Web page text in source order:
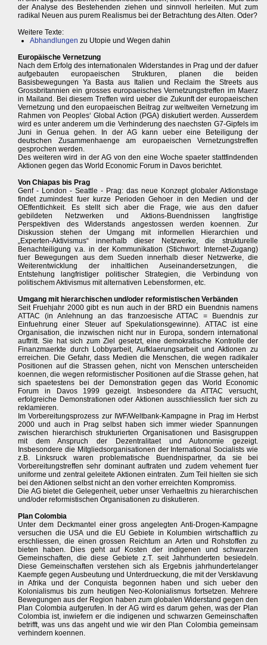
der Analyse des Bestehenden ziehen und sinnvoll herleiten. Mut zum
radikal Neuen aus purem Realismus bei der Betrachtung des Alten. Oder?
Weitere Texte:
Abhandlungen zu Utopie und Wegen dahin
Europäische Vernetzung
Nach dem Erfolg des internationalen Widerstandes in Prag und der dafuer
aufgebauten europaeischen Strukturen, planen die beiden
Basisbewegungen Ya Basta aus Italien und Reclaim the Streets aus
Grossbritannien ein grosses europaeisches Vernetzungstreffen im Maerz
in Mailand. Bei diesem Treffen wird ueber die Zukunft der europaeischen
Vernetzung und den europaeischen Beitrag zur weltweiten Vernetzung im
Rahmen von Peoples‘ Global Action (PGA) diskutiert werden. Ausserdem
wird es unter anderem um die Verhinderung des naechsten G7-Gipfels im
Juni in Genua gehen. In der AG kann ueber eine Beteiligung der
deutschen Zusammenhaenge am europaeischen Vernetzungstreffen
gesprochen werden.
Des weiteren wird in der AG von den eine Woche spaeter stattfindenden
Aktionen gegen das World Economic Forum in Davos berichtet.
Von Chiapas bis Prag
Genf - London - Seattle - Prag: das neue Konzept globaler Aktionstage
findet zumindest fuer kurze Perioden Gehoer in den Medien und der
OEffentlichkeit. Es stellt sich aber die Frage, wie aus den dafuer
gebildeten Netzwerken und Aktions-Buendnissen langfristige
Perspektiven des Widerstands angestossen werden koennen. Zur
Diskussion stehen der Umgang mit informellen Hierarchien und
„Experten-Aktivismus“ innerhalb dieser Netzwerke, die strukturelle
Benachteiligung v.a. in der Kommunikation (Stichwort: Internet-Zugang)
fuer Bewegungen aus dem Sueden innerhalb dieser Netzwerke, die
Weiterentwicklung der inhaltlichen Auseinandersetzungen, die
Entstehung langfristiger politischer Strategien, die Verbindung von
politischem Aktivismus mit alternativen Lebensformen, etc.
Umgang mit hierarchischen und/oder reformistischen Verbänden
Seit Fruehjahr 2000 gibt es nun auch in der BRD ein Buendnis namens
ATTAC (in Anlehnung an das franzoesische ATTAC = Buendnis zur
Einfuehrung einer Steuer auf Spekulationsgewinne). ATTAC ist eine
Organisation, die inzwischen nicht nur in Europa, sondern international
auftritt. Sie hat sich zum Ziel gesetzt, eine demokratische Kontrolle der
Finanzmaerkte durch Lobbyarbeit, Aufklaerungsarbeit und Aktionen zu
erreichen. Die Gefahr, dass Medien die Menschen, die wegen radikaler
Positionen auf die Strassen gehen, nicht von Menschen unterscheiden
koennen, die wegen reformistischer Positionen auf die Strasse gehen, hat
sich spaetestens bei der Demonstration gegen das World Economic
Forum in Davos 1999 gezeigt. Insbesondere da ATTAC versucht,
erfolgreiche Demonstrationen oder Aktionen ausschliesslich fuer sich zu
reklamieren.
Im Vorbereitungsprozess zur IWF/Weltbank-Kampagne in Prag im Herbst
2000 und auch in Prag selbst haben sich immer wieder Spannungen
zwischen hierarchisch strukturierten Organisationen und Basisgruppen
mit dem Anspruch der Dezentralitaet und Autonomie gezeigt.
Insbesondere die Mitgliedsorganisationen der International Socialists wie
z.B. Linksruck waren problematische Buendnispartner, da sie bei
Vorbereitungstreffen sehr dominant auftraten und zudem vehement fuer
uniforme und zentral geleitete Aktionen eintraten. Zum Teil hielten sie sich
bei den Aktionen selbst nicht an den vorher erreichten Kompromiss.
Die AG bietet die Gelegenheit, ueber unser Verhaeltnis zu hierarchischen
und/oder reformistischen Organisationen zu diskutieren.
Plan Colombia
Unter dem Deckmantel einer gross angelegten Anti-Drogen-Kampagne
versuchen die USA und die EU Gebiete in Kolumbien wirtschaftlich zu
erschliessen, die einen grossen Reichtum an Arten und Rohstoffen zu
bieten haben. Dies geht auf Kosten der indigenen und schwarzen
Gemeinschaften, die diese Gebiete z.T. seit Jahrhunderten besiedeln.
Diese Gemeinschaften verstehen sich als Ergebnis jahrhundertelanger
Kaempfe gegen Ausbeutung und Unterdrueckung, die mit der Versklavung
in Afrika und der Conquista begonnen haben und sich ueber den
Kolonialismus bis zum heutigen Neo-Kolonialismus fortsetzen. Mehrere
Bewegungen aus der Region haben zum globalen Widerstand gegen den
Plan Colombia aufgerufen. In der AG wird es darum gehen, was der Plan
Colombia ist, inwiefern er die indigenen und schwarzen Gemeinschaften
betrifft, was uns das angeht und wie wir den Plan Colombia gemeinsam
verhindern koennen.